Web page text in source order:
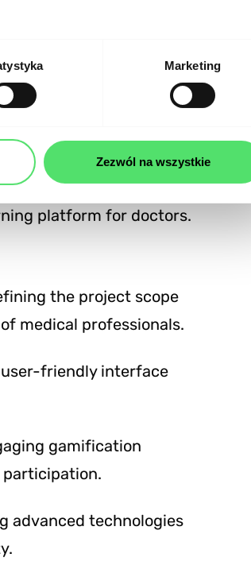
Marketing
Zezwól na wszystkie
of the Dr Sim project,
platform for doctors.
the project scope
medical professionals.
friendly interface
gamification
participation.
advanced technologies